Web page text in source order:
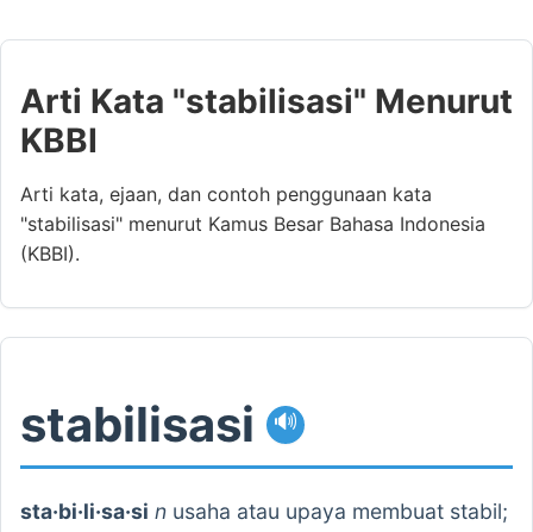
Arti Kata "stabilisasi" Menurut
KBBI
Arti kata, ejaan, dan contoh penggunaan kata
"stabilisasi" menurut Kamus Besar Bahasa Indonesia
(KBBI).
stabilisasi 🔊
sta·bi·li·sa·si n usaha atau upaya membuat stabil;